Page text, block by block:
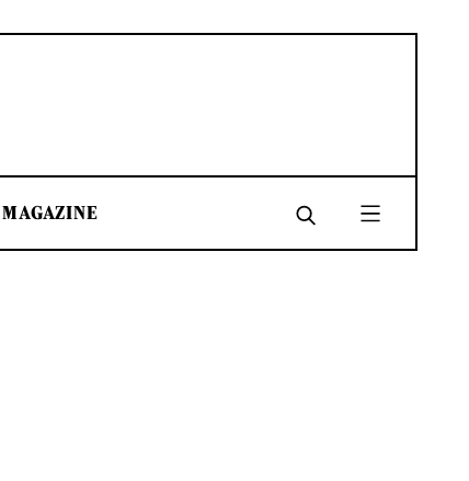
MAGAZINE